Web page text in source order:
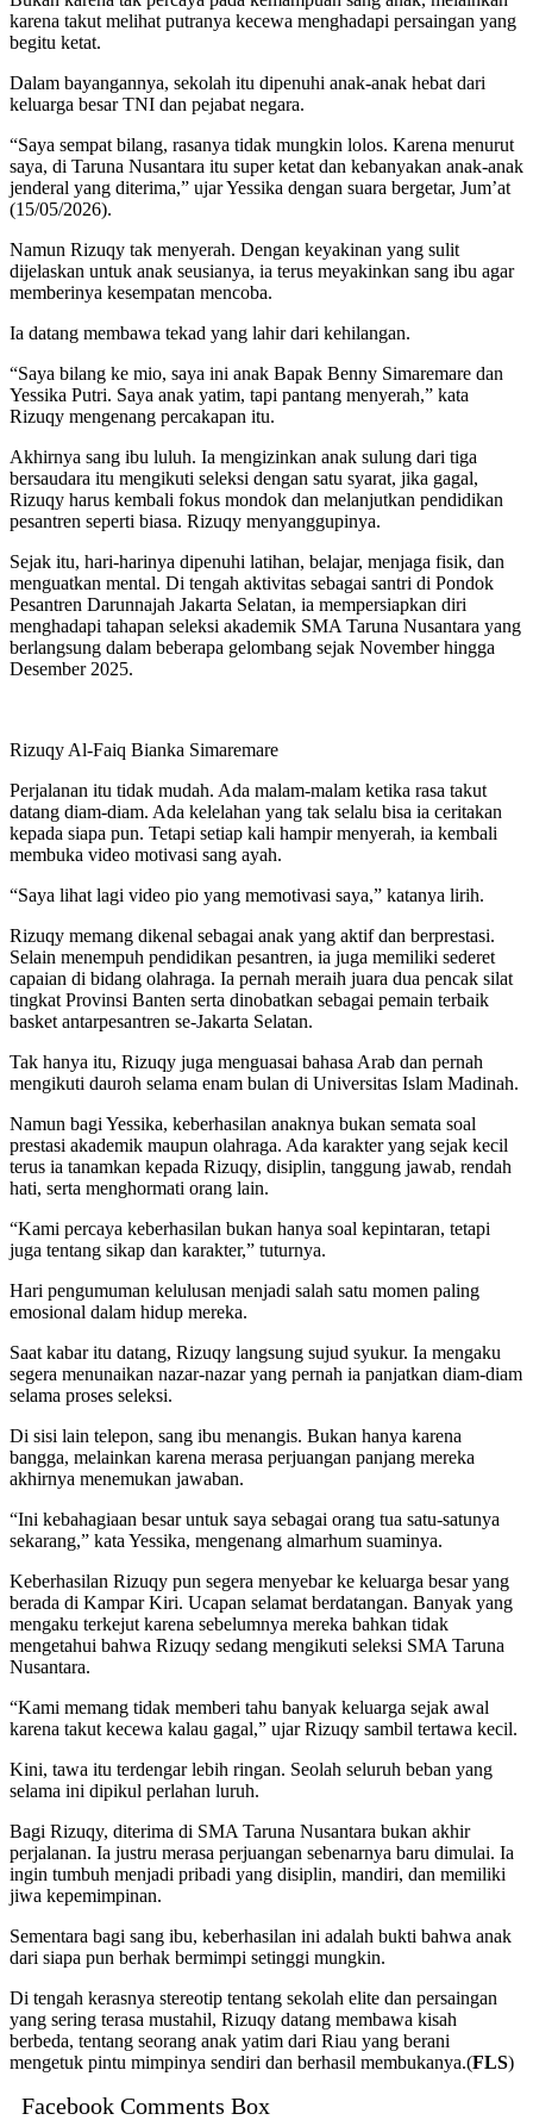
karena takut melihat putranya kecewa menghadapi persaingan yang
begitu ketat.
Dalam bayangannya, sekolah itu dipenuhi anak-anak hebat dari
keluarga besar TNI dan pejabat negara.
“Saya sempat bilang, rasanya tidak mungkin lolos. Karena menurut
saya, di Taruna Nusantara itu super ketat dan kebanyakan anak-anak
jenderal yang diterima,” ujar Yessika dengan suara bergetar, Jum’at
(15/05/2026).
Namun Rizuqy tak menyerah. Dengan keyakinan yang sulit
dijelaskan untuk anak seusianya, ia terus meyakinkan sang ibu agar
memberinya kesempatan mencoba.
Ia datang membawa tekad yang lahir dari kehilangan.
“Saya bilang ke mio, saya ini anak Bapak Benny Simaremare dan
Yessika Putri. Saya anak yatim, tapi pantang menyerah,” kata
Rizuqy mengenang percakapan itu.
Akhirnya sang ibu luluh. Ia mengizinkan anak sulung dari tiga
bersaudara itu mengikuti seleksi dengan satu syarat, jika gagal,
Rizuqy harus kembali fokus mondok dan melanjutkan pendidikan
pesantren seperti biasa. Rizuqy menyanggupinya.
Sejak itu, hari-harinya dipenuhi latihan, belajar, menjaga fisik, dan
menguatkan mental. Di tengah aktivitas sebagai santri di Pondok
Pesantren Darunnajah Jakarta Selatan, ia mempersiapkan diri
menghadapi tahapan seleksi akademik SMA Taruna Nusantara yang
berlangsung dalam beberapa gelombang sejak November hingga
Desember 2025.
Rizuqy Al-Faiq Bianka Simaremare
Perjalanan itu tidak mudah. Ada malam-malam ketika rasa takut
datang diam-diam. Ada kelelahan yang tak selalu bisa ia ceritakan
kepada siapa pun. Tetapi setiap kali hampir menyerah, ia kembali
membuka video motivasi sang ayah.
“Saya lihat lagi video pio yang memotivasi saya,” katanya lirih.
Rizuqy memang dikenal sebagai anak yang aktif dan berprestasi.
Selain menempuh pendidikan pesantren, ia juga memiliki sederet
capaian di bidang olahraga. Ia pernah meraih juara dua pencak silat
tingkat Provinsi Banten serta dinobatkan sebagai pemain terbaik
basket antarpesantren se-Jakarta Selatan.
Tak hanya itu, Rizuqy juga menguasai bahasa Arab dan pernah
mengikuti dauroh selama enam bulan di Universitas Islam Madinah.
Namun bagi Yessika, keberhasilan anaknya bukan semata soal
prestasi akademik maupun olahraga. Ada karakter yang sejak kecil
terus ia tanamkan kepada Rizuqy, disiplin, tanggung jawab, rendah
hati, serta menghormati orang lain.
“Kami percaya keberhasilan bukan hanya soal kepintaran, tetapi
juga tentang sikap dan karakter,” tuturnya.
Hari pengumuman kelulusan menjadi salah satu momen paling
emosional dalam hidup mereka.
Saat kabar itu datang, Rizuqy langsung sujud syukur. Ia mengaku
segera menunaikan nazar-nazar yang pernah ia panjatkan diam-diam
selama proses seleksi.
Di sisi lain telepon, sang ibu menangis. Bukan hanya karena
bangga, melainkan karena merasa perjuangan panjang mereka
akhirnya menemukan jawaban.
“Ini kebahagiaan besar untuk saya sebagai orang tua satu-satunya
sekarang,” kata Yessika, mengenang almarhum suaminya.
Keberhasilan Rizuqy pun segera menyebar ke keluarga besar yang
berada di Kampar Kiri. Ucapan selamat berdatangan. Banyak yang
mengaku terkejut karena sebelumnya mereka bahkan tidak
mengetahui bahwa Rizuqy sedang mengikuti seleksi SMA Taruna
Nusantara.
“Kami memang tidak memberi tahu banyak keluarga sejak awal
karena takut kecewa kalau gagal,” ujar Rizuqy sambil tertawa kecil.
Kini, tawa itu terdengar lebih ringan. Seolah seluruh beban yang
selama ini dipikul perlahan luruh.
Bagi Rizuqy, diterima di SMA Taruna Nusantara bukan akhir
perjalanan. Ia justru merasa perjuangan sebenarnya baru dimulai. Ia
ingin tumbuh menjadi pribadi yang disiplin, mandiri, dan memiliki
jiwa kepemimpinan.
Sementara bagi sang ibu, keberhasilan ini adalah bukti bahwa anak
dari siapa pun berhak bermimpi setinggi mungkin.
Di tengah kerasnya stereotip tentang sekolah elite dan persaingan
yang sering terasa mustahil, Rizuqy datang membawa kisah
berbeda, tentang seorang anak yatim dari Riau yang berani
mengetuk pintu mimpinya sendiri dan berhasil membukanya.(FLS)
Facebook Comments Box